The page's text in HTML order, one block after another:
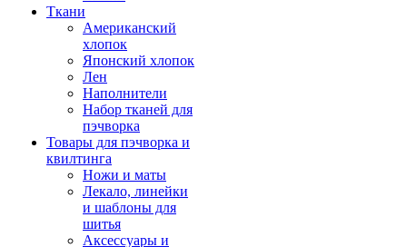
Ткани
Американский
хлопок
Японский хлопок
Лен
Наполнители
Набор тканей для
пэчворка
Товары для пэчворка и
квилтинга
Ножи и маты
Лекало, линейки
и шаблоны для
шитья
Аксессуары и